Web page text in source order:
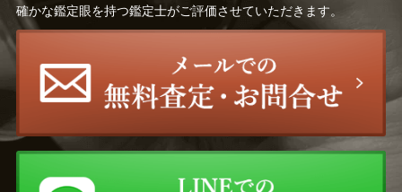
確かな鑑定眼を持つ鑑定士がご評価させていただきます。